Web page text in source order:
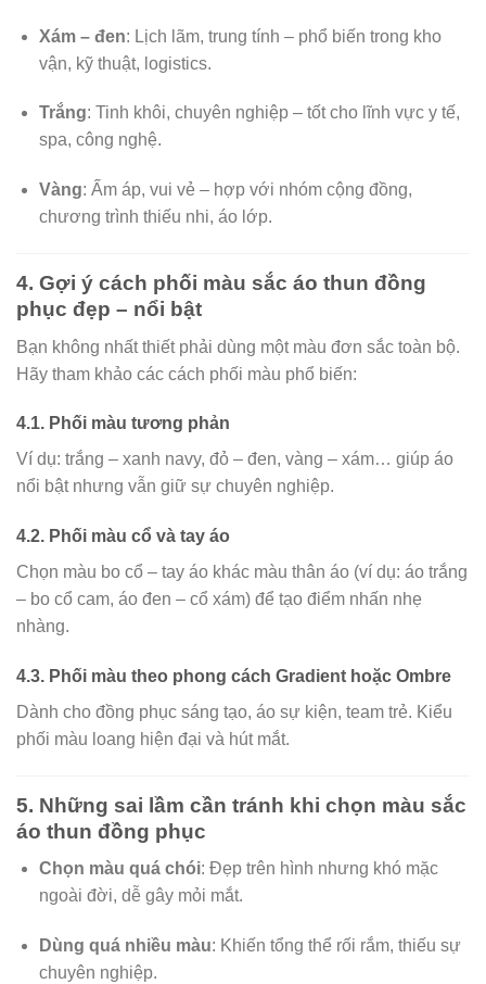
Xám – đen: Lịch lãm, trung tính – phổ biến trong kho
vận, kỹ thuật, logistics.
Trắng: Tinh khôi, chuyên nghiệp – tốt cho lĩnh vực y tế,
spa, công nghệ.
Vàng: Ấm áp, vui vẻ – hợp với nhóm cộng đồng,
chương trình thiếu nhi, áo lớp.
4. Gợi ý cách phối màu sắc áo thun đồng
phục đẹp – nổi bật
Bạn không nhất thiết phải dùng một màu đơn sắc toàn bộ.
Hãy tham khảo các cách phối màu phổ biến:
4.1. Phối màu tương phản
Ví dụ: trắng – xanh navy, đỏ – đen, vàng – xám… giúp áo
nổi bật nhưng vẫn giữ sự chuyên nghiệp.
4.2. Phối màu cổ và tay áo
Chọn màu bo cổ – tay áo khác màu thân áo (ví dụ: áo trắng
– bo cổ cam, áo đen – cổ xám) để tạo điểm nhấn nhẹ
nhàng.
4.3. Phối màu theo phong cách Gradient hoặc Ombre
Dành cho đồng phục sáng tạo, áo sự kiện, team trẻ. Kiểu
phối màu loang hiện đại và hút mắt.
5. Những sai lầm cần tránh khi chọn màu sắc
áo thun đồng phục
Chọn màu quá chói: Đẹp trên hình nhưng khó mặc
ngoài đời, dễ gây mỏi mắt.
Dùng quá nhiều màu: Khiến tổng thể rối rắm, thiếu sự
chuyên nghiệp.